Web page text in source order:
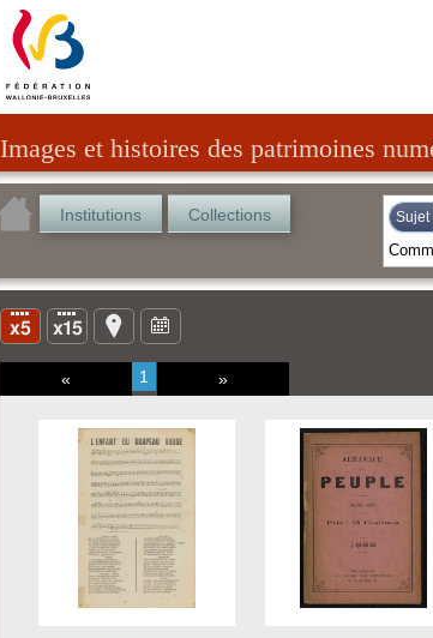
Images et histoires des patrimoines
Institutions Collections Sujet
« 1 »